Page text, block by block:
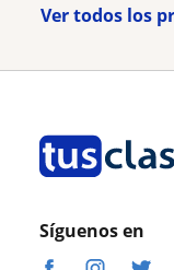
Ver todos los
Síguenos en